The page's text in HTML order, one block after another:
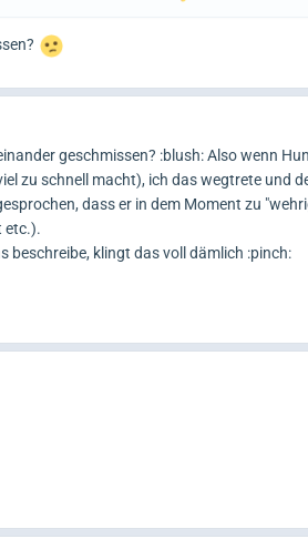
geschmissen? :blush: Also wenn
zu schnell macht), ich das wegtrete und
dass er in dem Moment zu
etc.).
beschreibe, klingt das voll dämlich :pinch: